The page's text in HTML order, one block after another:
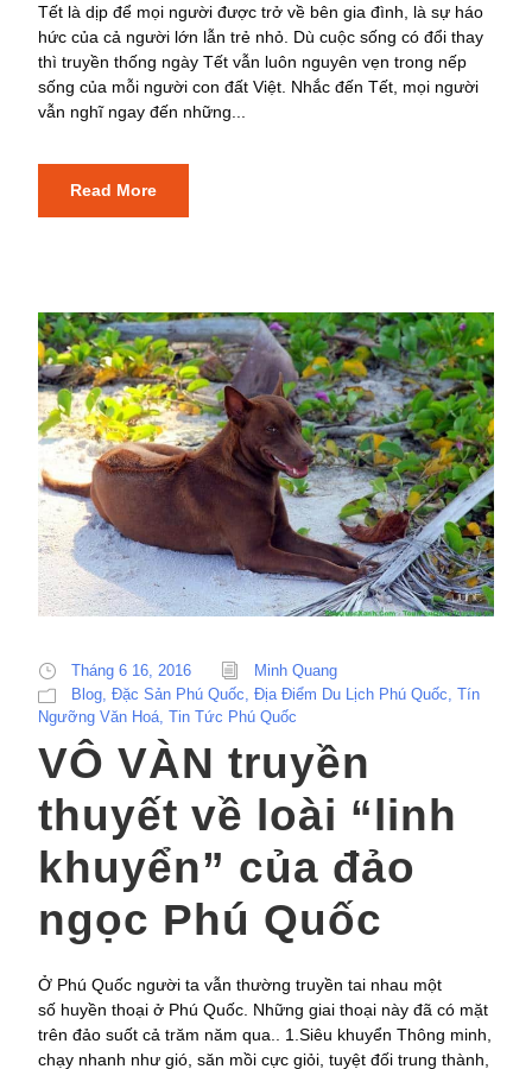
Tết là dịp để mọi người được trở về bên gia đình, là sự háo
hức của cả người lớn lẫn trẻ nhỏ. Dù cuộc sống có đổi thay
thì truyền thống ngày Tết vẫn luôn nguyên vẹn trong nếp
sống của mỗi người con đất Việt. Nhắc đến Tết, mọi người
vẫn nghĩ ngay đến những...
Read More
Tháng 6 16, 2016
Minh Quang
Blog Đặc Sản Phú Quốc Địa Điểm Du Lịch Phú Quốc Tín
Ngưỡng Văn Hoá Tin Tức Phú Quốc
VÔ VÀN truyền
thuyết về loài “linh
khuyển” của đảo
ngọc Phú Quốc
Ở Phú Quốc người ta vẫn thường truyền tai nhau một
số huyền thoại ở Phú Quốc. Những giai thoại này đã có mặt
trên đảo suốt cả trăm năm qua.. 1.Siêu khuyển Thông minh,
chạy nhanh như gió, săn mồi cực giỏi, tuyệt đối trung thành,